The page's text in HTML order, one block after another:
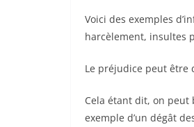
Voici des exemples
harcèlement, insultes
Le préjudice peut être
Cela étant dit, on peut
exemple d’un dégât